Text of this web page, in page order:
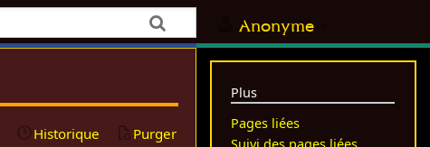
Anonyme
Historique Purger
Plus
Pages liées